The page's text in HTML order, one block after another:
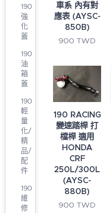
190
強
化
蓋
190
油
箱
蓋
190
輕
量
化/
精
品/
配
件
190
維
修
車系 內有對
應表 (AYSC-
850B)
900 TWD
190 RACING
變速踏桿 打
檔桿 適用
HONDA
CRF
250L/300L
(AYSC-
880B)
900 TWD